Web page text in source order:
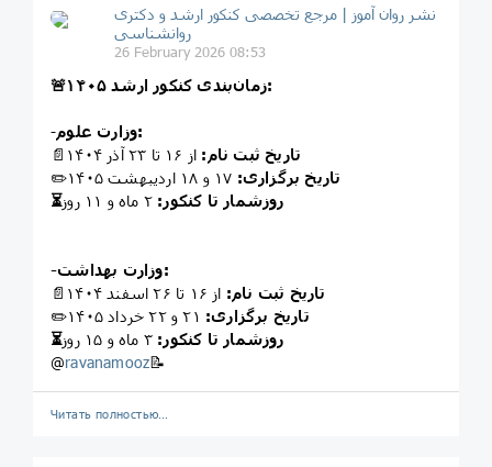
نشر روان‌ آموز | مرجع تخصصی کنکور ارشد و دکتری
روانشناسی
26 February 2026 08:53
🚨زمان‌بندی کنکور ارشد ۱۴۰۵:
-
وزارت علوم:
📄
تاریخ ثبت نام: از ۱۶ تا ۲۳ آذر ۱۴۰۴
✏️
تاریخ برگزاری: ۱۷ و‌ ۱۸ اردیبهشت ۱۴۰۵
⏳روزشمار تا کنکور: ۲ ماه و ۱۱ روز
-وزارت بهداشت:
📄
تاریخ ثبت نام: از ۱۶ تا ۲۶ اسفند ۱۴۰۴
✏️
تاریخ برگزاری:
⏳روزشمار تا کنکور: ۳ ماه و ۱۵ روز
@ravanamooz📝
Читать полностью…